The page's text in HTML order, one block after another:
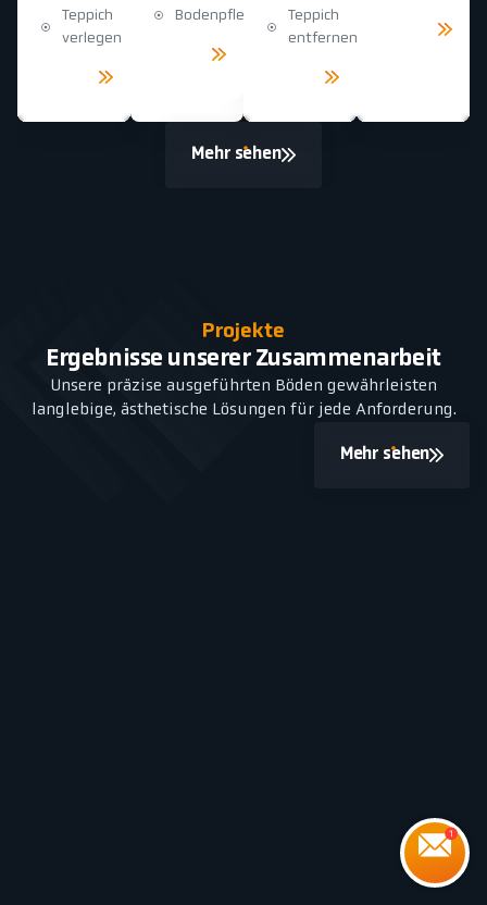
Teppich
verlegen
Bodenpflege
Teppich
entfernen
Mehr sehen
Projekte
Ergebnisse unserer Zusammenarbeit
Unsere präzise ausgeführten Böden gewährleisten
langlebige, ästhetische Lösungen für jede Anforderung.
Mehr sehen